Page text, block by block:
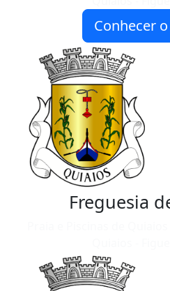
Conhecer
Freguesia